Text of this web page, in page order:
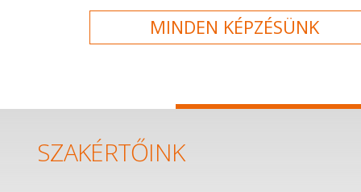
MINDEN KÉPZÉSÜNK
SZAKÉRTŐINK